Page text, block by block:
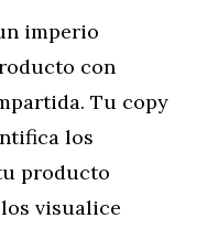
imperio
con
Tu copy
los
producto
visualice